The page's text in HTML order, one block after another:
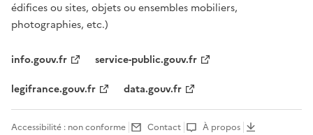
édifices ou sites, objets ou ensembles mobiliers,
photographies, etc.)
info.gouv.fr
service-public.gouv.fr
legifrance.gouv.fr
data.gouv.fr
Accessibilité : non conforme Contact À propos